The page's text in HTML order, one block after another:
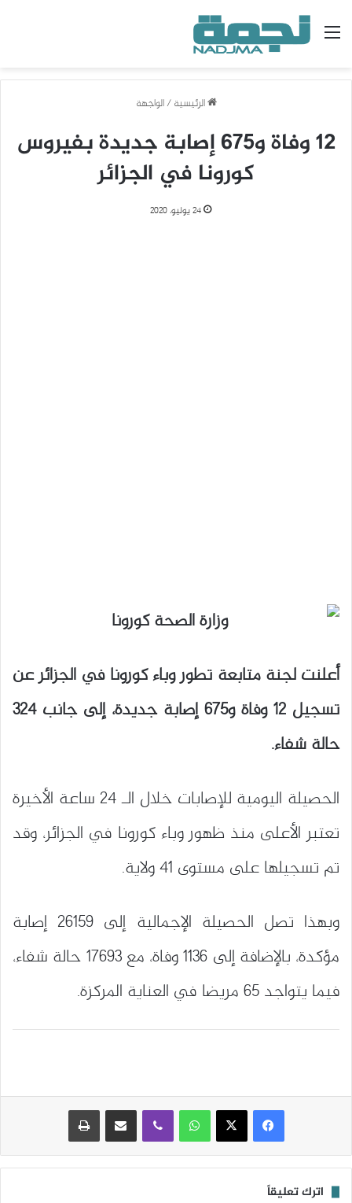
القائمة
الرئيسية / الواجهة
12 وفاة و675 إصابة جديدة بفيروس
كورونا في الجزائر
24 يوليو، 2020
أعلنت لجنة متابعة تطور وباء كورونا في الجزائر عن
تسجيل 12 وفاة و675 إصابة جديدة، إلى جانب 324
حالة شفاء.
الحصيلة اليومية للإصابات خلال الـ 24 ساعة الأخيرة
تعتبر الأعلى منذ ظهور وباء كورونا في الجزائر، وقد
تم تسجيلها على مستوى 41 ولاية.
وبهذا تصل الحصيلة الإجمالية إلى 26159 إصابة
مؤكدة، بالإضافة إلى 1136 وفاة، مع 17693 حالة شفاء،
فيما يتواجد 65 مريضا في العناية المركزة.
واتساب مشاركة عبر البريد
اترك تعليقاً